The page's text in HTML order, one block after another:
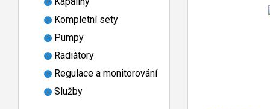
Kompletní sety
Pumpy
Radiátory
Regulace a monitorování
Služby